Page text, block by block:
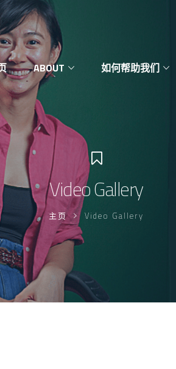
ABOUT 如何帮助我们
Video Gallery
主页 Video Gallery